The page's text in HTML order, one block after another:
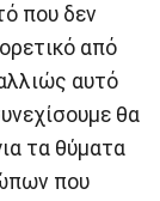
που δεν
από
αυτό
θα
τα θύματα
που